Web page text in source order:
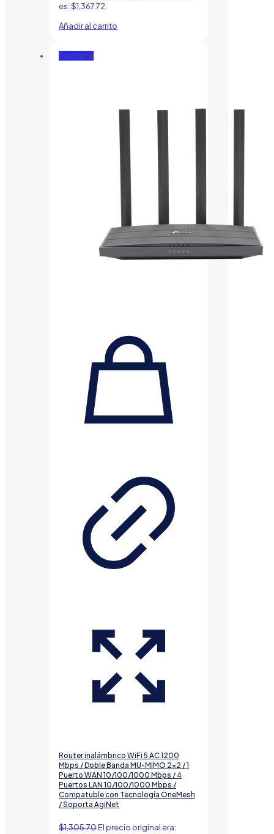
es: $1,367.72.
Añadir al carrito
En oferta
Router inalámbrico WiFi 5 AC 1200
Mbps / Doble Banda MU-MIMO 2×2 / 1
Puerto WAN 10/100/1000 Mbps / 4
Puertos LAN 10/100/1000 Mbps /
Compatuble con Tecnología OneMesh
/ Soporta AgiNet
$1,305.70El precio original era: